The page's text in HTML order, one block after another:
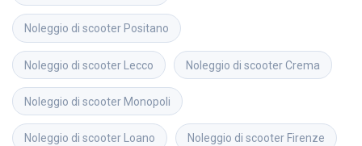
Noleggio di scooter Positano
Noleggio di scooter Lecco Noleggio di scooterCrema
Noleggio di scooter Monopoli
Noleggio di scooter Loano Noleggio di scooter Firenze